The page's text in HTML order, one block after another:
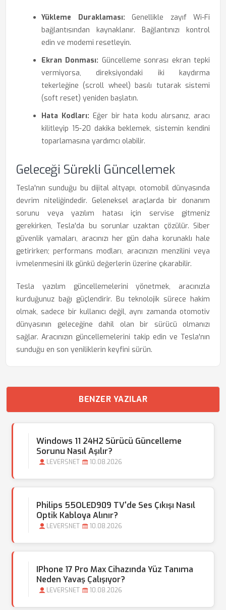
Yükleme Duraklaması: Genellikle zayıf Wi-Fi
bağlantısından kaynaklanır. Bağlantınızı kontrol
edin ve modemi resetleyin.
Ekran Donması: Güncelleme sonrası ekran tepki
vermiyorsa, direksiyondaki iki kaydırma
tekerleğine (scroll wheel) basılı tutarak sistemi
(soft reset) yeniden başlatın.
Hata Kodları: Eğer bir hata kodu alırsanız, aracı
kilitleyip 15-20 dakika beklemek, sistemin kendini
toparlamasına yardımcı olabilir.
Geleceği Sürekli Güncellemek
Tesla'nın sunduğu bu dijital altyapı, otomobil dünyasında
devrim niteliğindedir. Geleneksel araçlarda bir donanım
sorunu veya yazılım hatası için servise gitmeniz
gerekirken, Tesla'da bu sorunlar uzaktan çözülür. Siber
güvenlik yamaları, aracınızı her gün daha korunaklı hale
getirirken; performans modları, aracınızın menzilini veya
ivmelenmesini ilk günkü değerlerin üzerine çıkarabilir.
Tesla yazılım güncellemelerini yönetmek, aracınızla
kurduğunuz bağı güçlendirir. Bu teknolojik sürece hakim
olmak, sadece bir kullanıcı değil, aynı zamanda otomotiv
dünyasının geleceğine dahil olan bir sürücü olmanızı
sağlar. Aracınızın güncellemelerini takip edin ve Tesla'nın
sunduğu en son yeniliklerin keyfini sürün.
BENZER YAZILAR
Windows 11 24H2 Sürücü Güncelleme
Sorunu Nasıl Aşılır?
LEVERSNET 10.08.2026
Philips 55OLED909 TV'de Ses Çıkışı Nasıl
Optik Kabloya Alınır?
LEVERSNET 10.08.2026
IPhone 17 Pro Max Cihazında Yüz Tanıma
Neden Yavaş Çalışıyor?
LEVERSNET 10.08.2026